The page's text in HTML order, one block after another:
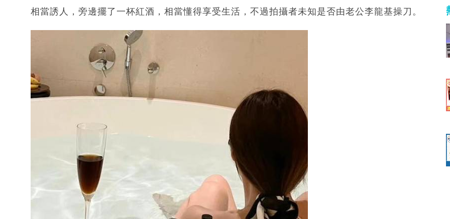
相當誘人，旁邊擺了一杯紅酒，相當懂得享受生活，不過拍攝者未知是否由老公李龍基操刀。